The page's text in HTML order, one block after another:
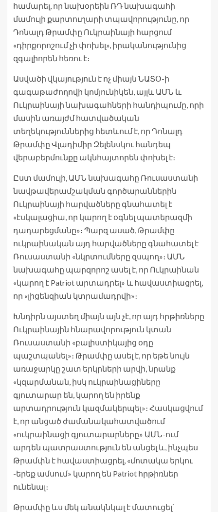
համարել, որ նախօրեին ՌԴ նախագահի
մամուլի քարտուղարի տպավորությունը, որ
Դոնալդ Թրամփը Ուկրաինայի հարցում
«դիրքորոշում չի փոխել», իրականությունից
զգալիորեն հեռու է։
Ասվածի վկայություն է ոչ միայն ՆԱՏՕ-ի
գագաթաժողովի կոմյունիկեն, այլև ԱՄՆ և
Ուկրաինայի նախագահների հանդիպումը, որի
մասին առայժմ հատվածական
տեղեկություններից հետևում է, որ Դոնալդ
Թրամփը Վլադիմիր Զելենսկու հանդեպ
վերաբերմունքը ակնհայտորեն փոխել է։
Ըստ մամուլի, ԱՄՆ նախագահը Ռուսաստանի
նավթավերամշակման գործարաններին
Ուկրաինայի հարվածները գնահատել է
«էսկալացիա, որ կարող է օգնել պատերազմի
դադարեցմանը»։ Պարզ ասած, Թրամփը
ուկրաինական այդ հարվածները գնահատել է
Ռուսաստանի «նկրտումները զսպող»։ ԱՄՆ
նախագահը պարզորոշ ասել է, որ Ուկրաինան
«կարող է Patriot արտադրել» և հավաստիացրել,
որ «լիցենզիան կտրամադրվի»։
Խնդիրն այստեղ միայն այն չէ, որ այդ հրթիռները
Ուկրաինային հնարավորություն կտան
Ռուսաստանի «բալիստիկայից օդը
պաշտպանել»։ Թրամփը ասել է, որ եթե նույն
առաջարկը շատ երկրների արվի, նրանք
«կզարմանան, իսկ ուկրաինացիները
գյուտարար են, կարող են իրենք
արտադրություն կազմակերպել»։ Հասկացվում
է, որ անցած ժամանակահատվածում
«ուկրաինացի գյուտարարները» ԱՄՆ-ում
արդեն պատրաստություն են անցել և, ինչպես
Թրամփն է հավաստիացրել, «մոտակա երկու
-երեք ամսում» կարող են Patriot հրթիռներ
ունենալ։
Թրամփը ևս մեկ անակնկալ է մատուցել՝